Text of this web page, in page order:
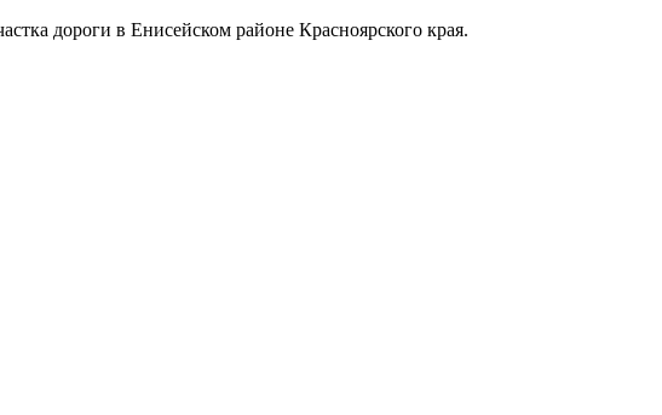
дороги в Енисейском районе Красноярского края.